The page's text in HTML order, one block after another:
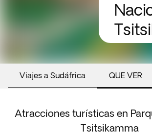
Viajes a Sudáfrica QUE VER
Atracciones turísticas en
Tsitsikamma